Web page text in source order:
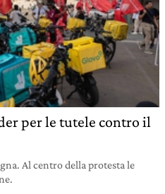
per le tutele contro il
Al centro della protesta le